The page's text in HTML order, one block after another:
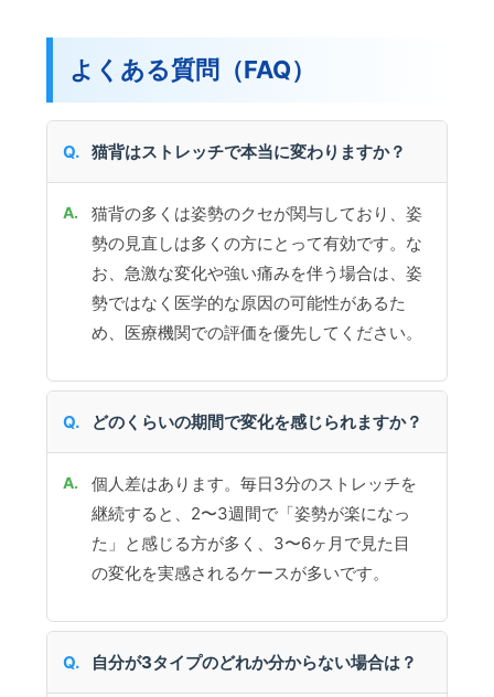
よくある質問（FAQ）
猫背はストレッチで本当に変わりますか？
猫背の多くは姿勢のクセが関与しており、姿
勢の見直しは多くの方にとって有効です。な
お、急激な変化や強い痛みを伴う場合は、姿
勢ではなく医学的な原因の可能性があるた
め、医療機関での評価を優先してください。
どのくらいの期間で変化を感じられますか？
個人差はあります。毎日3分のストレッチを
継続すると、2〜3週間で「姿勢が楽になっ
た」と感じる方が多く、3〜6ヶ月で見た目
の変化を実感されるケースが多いです。
自分が3タイプのどれか分からない場合は？